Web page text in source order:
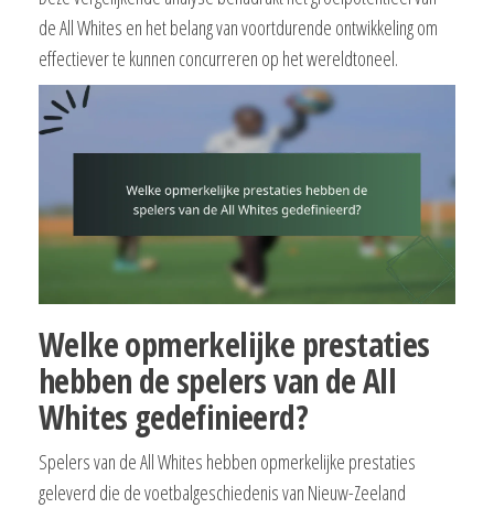
de All Whites en het belang van voortdurende ontwikkeling om
effectiever te kunnen concurreren op het wereldtoneel.
Welke opmerkelijke prestaties
hebben de spelers van de All
Whites gedefinieerd?
Spelers van de All Whites hebben opmerkelijke prestaties
geleverd die de voetbalgeschiedenis van Nieuw-Zeeland